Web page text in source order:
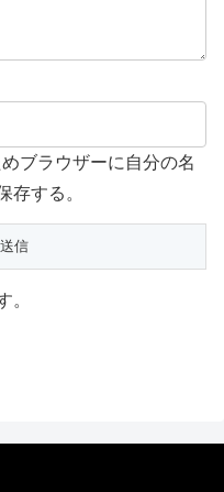
ブラウザーに自分の名
存する。
。